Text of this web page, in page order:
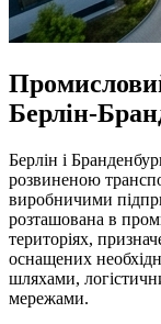
Берлін-
Берлін і
розвиненою
виробничими
розташована в
територіях,
оснащених
шляхами,
мережами.